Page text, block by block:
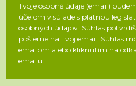
Tvoje osobné údaje (email)
účelom v súlade s platnou
osobných údajov. Súhlas
pošleme na Tvoj email. Súhlas
emailom alebo kliknutím na
emailu.